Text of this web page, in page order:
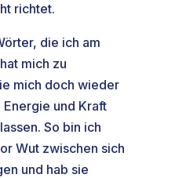
richtet.
die ich am
mich zu
mich doch wieder
und Kraft
So bin ich
Wut zwischen sich
und hab sie